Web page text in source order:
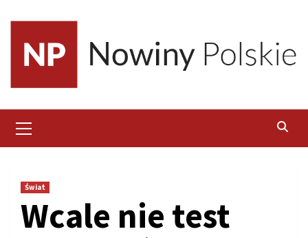
content
Menu
Świat
Wcale nie test